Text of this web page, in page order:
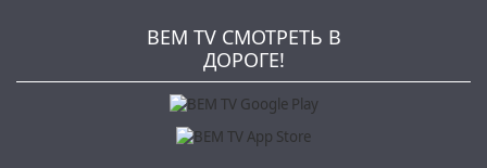
Партнерская программа
Политика конфиденциальности
Оплата и Доставка
BEM TV СМОТРЕТЬ В
ДОРОГЕ!